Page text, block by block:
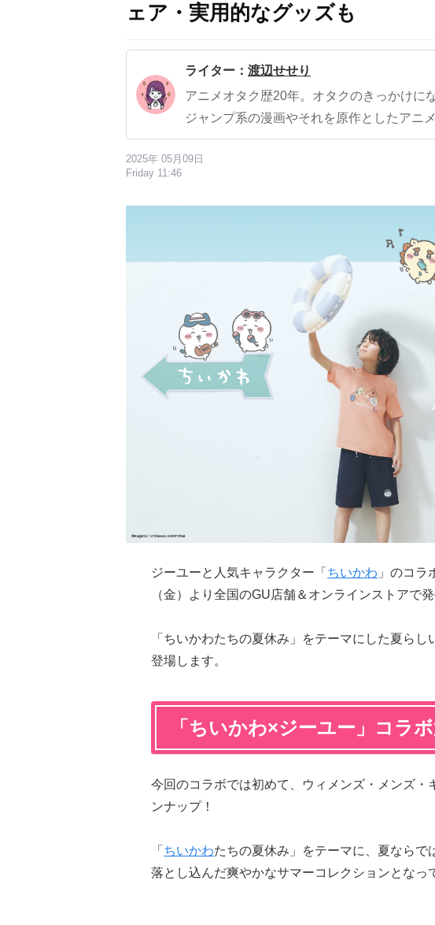
ェア・実用的なグッズも
ライター： 渡辺せせり
アニメオタク歴20年。オタクのきっかけに
ジャンプ系の漫画やそれを原作としたアニ
2025年 05月09日
Friday 11:46
ジーユーと人気キャラクター「 ちいかわ 」のコラ
（金）より全国のGU店舗＆オンラインストアで発
「ちいかわたちの夏休み」をテーマにした夏ら
登場します。
「ちいかわ×ジーユー」コラ
今回のコラボでは初めて、ウィメンズ・メンズ・
ンナップ！
「 ちいかわたちの夏休み」をテーマに、夏ならで
落とし込んだ爽やかなサマーコレクションとなっ